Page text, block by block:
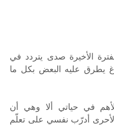
الأخيرة صدى يتردد في
يطرق عليه البعض بكل ما
في حياتي ألا وهي أن
أدرّب نفسي على تعلّم